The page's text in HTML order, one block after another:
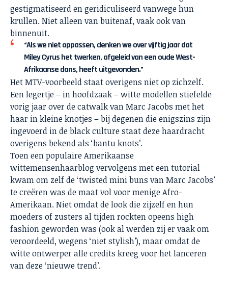
gestigmatiseerd en geridiculiseerd vanwege hun
krullen. Niet alleen van buitenaf, vaak ook van
binnenuit.
“Als we niet oppassen, denken we over vijftig jaar dat
Miley Cyrus het twerken, afgeleid van een oude West-
Afrikaanse dans, heeft uitgevonden.”
Het MTV-voorbeeld staat overigens niet op zichzelf.
Een legertje – in hoofdzaak – witte modellen stiefelde
vorig jaar over de catwalk van Marc Jacobs met het
haar in kleine knotjes – bij degenen die enigszins zijn
ingevoerd in de black culture staat deze haardracht
overigens bekend als ‘bantu knots’.
Toen een populaire Amerikaanse
wittemensenhaarblog vervolgens met een tutorial
kwam om zelf de ‘twisted mini buns van Marc Jacobs’
te creëren was de maat vol voor menige Afro-
Amerikaan. Niet omdat de look die zijzelf en hun
moeders of zusters al tijden rockten opeens high
fashion geworden was (ook al werden zij er vaak om
veroordeeld, wegens ‘niet stylish’), maar omdat de
witte ontwerper alle credits kreeg voor het lanceren
van deze ‘nieuwe trend’.